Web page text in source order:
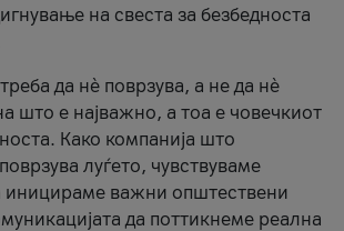
на свеста за безбедноста
да нè поврзува, а не да нè
што е најважно, а тоа е човечкиот
Како компанија што
луѓето, чувствуваме
иницираме важни општествени
да поттикнеме реална